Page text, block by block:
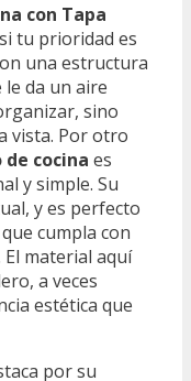
con Tapa
tu prioridad es
una estructura
da un aire
sino
vista. Por otro
cocina es
y simple. Su
y es perfecto
cumpla con
material aquí
a veces
estética que
por su